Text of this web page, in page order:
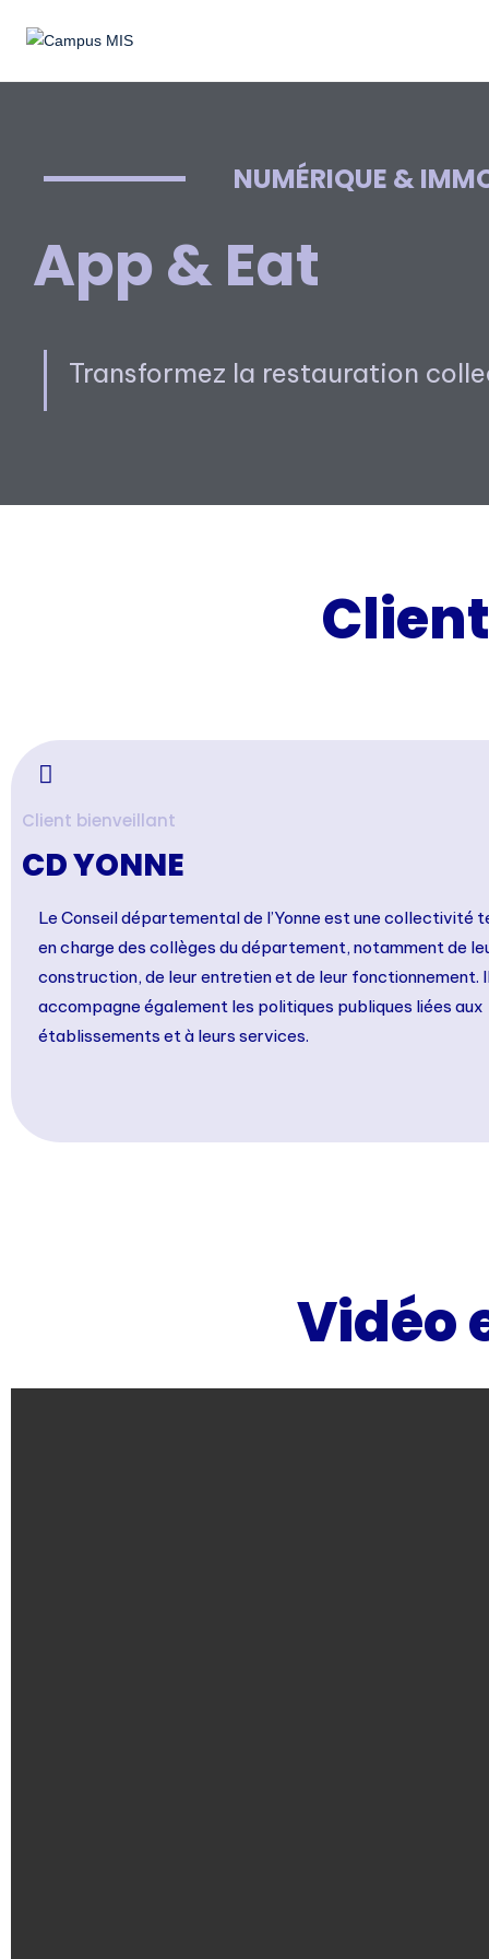
CD Yonne
NUMÉRIQUE &
App & Eat
Transformez la restauration
Client bienveillant
CD YONNE
Le Conseil départemental de l’Yonne est une collectivité
en charge des collèges du département, notamment de
construction, de leur entretien et de leur fonctionnement.
accompagne également les politiques publiques liées aux
établissements et à leurs services.
Vidéo